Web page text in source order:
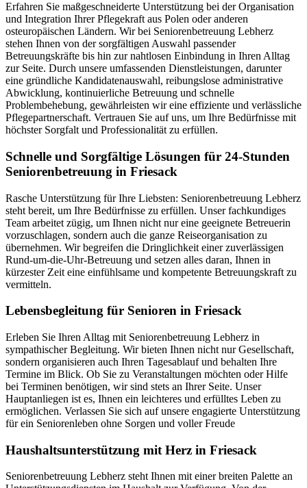
Erfahren Sie maßgeschneiderte Unterstützung bei der Organisation
und Integration Ihrer Pflegekraft aus Polen oder anderen
osteuropäischen Ländern. Wir bei Seniorenbetreuung Lebherz
stehen Ihnen von der sorgfältigen Auswahl passender
Betreuungskräfte bis hin zur nahtlosen Einbindung in Ihren Alltag
zur Seite. Durch unsere umfassenden Dienstleistungen, darunter
eine gründliche Kandidatenauswahl, reibungslose administrative
Abwicklung, kontinuierliche Betreuung und schnelle
Problembehebung, gewährleisten wir eine effiziente und verlässliche
Pflegepartnerschaft. Vertrauen Sie auf uns, um Ihre Bedürfnisse mit
höchster Sorgfalt und Professionalität zu erfüllen.
Schnelle und Sorgfältige Lösungen für 24-Stunden
Seniorenbetreuung in Friesack
Rasche Unterstützung für Ihre Liebsten: Seniorenbetreuung Lebherz
steht bereit, um Ihre Bedürfnisse zu erfüllen. Unser fachkundiges
Team arbeitet zügig, um Ihnen nicht nur eine geeignete Betreuerin
vorzuschlagen, sondern auch die ganze Reiseorganisation zu
übernehmen. Wir begreifen die Dringlichkeit einer zuverlässigen
Rund-um-die-Uhr-Betreuung und setzen alles daran, Ihnen in
kürzester Zeit eine einfühlsame und kompetente Betreuungskraft zu
vermitteln.
Lebensbegleitung für Senioren in Friesack
Erleben Sie Ihren Alltag mit Seniorenbetreuung Lebherz in
sympathischer Begleitung. Wir bieten Ihnen nicht nur Gesellschaft,
sondern organisieren auch Ihren Tagesablauf und behalten Ihre
Termine im Blick. Ob Sie zu Veranstaltungen möchten oder Hilfe
bei Terminen benötigen, wir sind stets an Ihrer Seite. Unser
Hauptanliegen ist es, Ihnen ein leichteres und erfülltes Leben zu
ermöglichen. Verlassen Sie sich auf unsere engagierte Unterstützung
für ein Seniorenleben ohne Sorgen und voller Freude
Haushalts­unterstützung mit Herz in Friesack
Seniorenbetreuung Lebherz steht Ihnen mit einer breiten Palette an